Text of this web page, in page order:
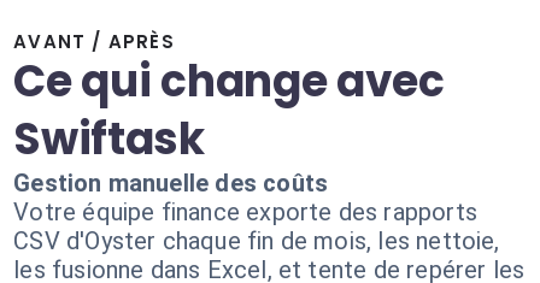
AVANT / APRÈS
Ce qui change avec
Swiftask
Gestion manuelle des coûts
Votre équipe finance exporte des rapports
CSV d'Oyster chaque fin de mois, les nettoie,
les fusionne dans Excel, et tente de repérer les